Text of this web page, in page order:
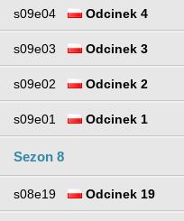
s09e04 Odcinek 4
s09e03 Odcinek 3
s09e02 Odcinek 2
s09e01 Odcinek 1
Sezon 8
s08e19 Odcinek 19